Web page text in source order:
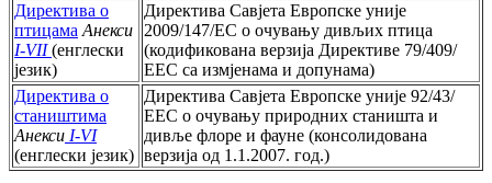
Директива о
птицама Анекси
I-VII (енглески
језик)
Директива Савјета Европске уније
2009/147/EC о очувању дивљих птица
(кодификована верзија Директиве 79/409/
ЕЕC са измјенама и допунама)
Директива о
стаништима
Анекси I-VI
(енглески језик)
Директива Савјета Европске уније 92/43/
ЕЕC о очувању природних станишта и
дивље флоре и фауне (консолидована
верзија од 1.1.2007. год.)